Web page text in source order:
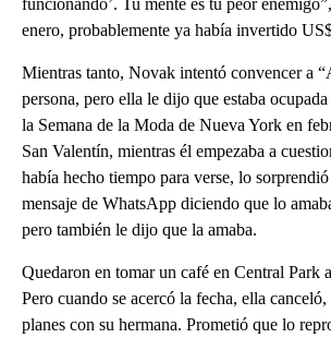
funcionando’. Tu mente es tu peor
enero, probablemente ya había invertido
Mientras tanto, Novak intentó convencer a
persona, pero ella le dijo que estaba
la Semana de la Moda de Nueva York en
San Valentín, mientras él empezaba a
había hecho tiempo para verse, lo
mensaje de WhatsApp diciendo que lo
pero también le dijo que la amaba.
Quedaron en tomar un café en Central Park
Pero cuando se acercó la fecha, ella
planes con su hermana. Prometió que lo